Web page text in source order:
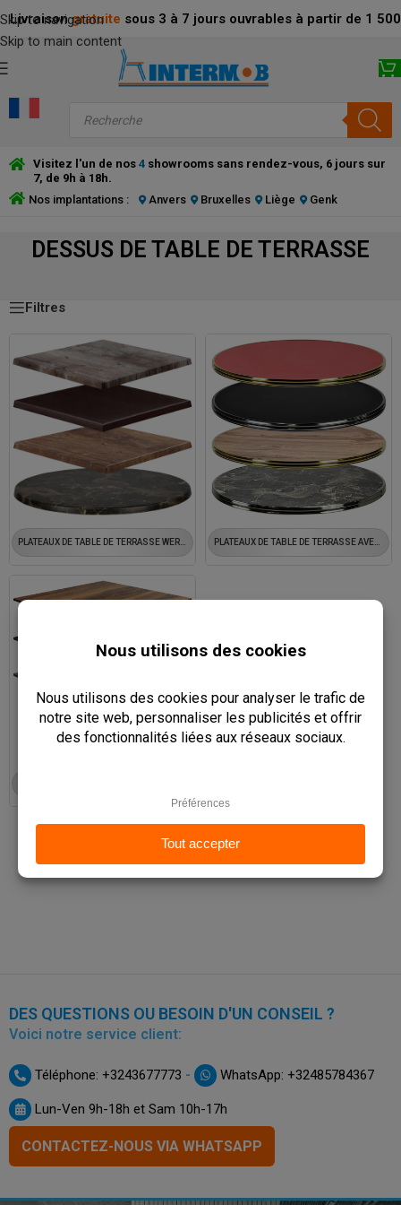
Skip to navigation
Skip to main content
Livraison gratuite sous 3 à 7 jours ouvrables à partir de 1
Visitez l'un de nos 4 showrooms sans rendez-vous, 6 jours sur
7, de 9h à 18h.
Nos implantations :
Anvers Bruxelles Liège Genk
DESSUS DE TABLE DE TERRASSE
Filtres
PLATEAUX DE TABLE DE TERRASSE AVEC LAITON / CHROME
DES QUESTIONS OU BESOIN D'UN CONSEIL ?
Voici notre service client:
Téléphone: +3243677773 - WhatsApp: +32485784367
Lun-Ven 9h-18h et Sam 10h-17h
CONTACTEZ-NOUS VIA WHATSAPP